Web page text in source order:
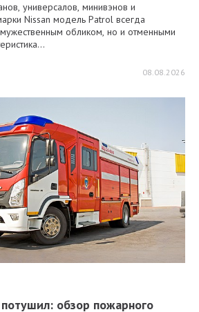
универсалов, минивэнов и
Nissan модель Patrol всегда
обликом, но и отменными
08.08.2026
обзор пожарного